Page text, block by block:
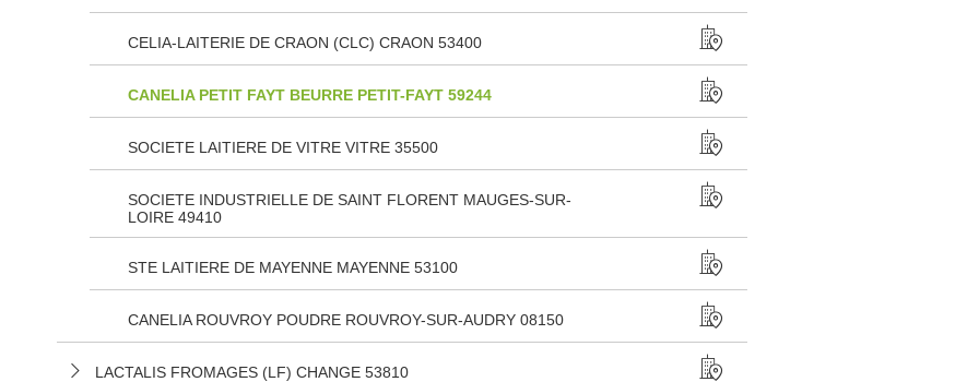
CELIA-LAITERIE DE CRAON (CLC) CRAON 53400
CANELIA PETIT FAYT BEURRE PETIT-FAYT 59244
SOCIETE LAITIERE DE VITRE VITRE 35500
SOCIETE INDUSTRIELLE DE SAINT FLORENT MAUGES-SUR-
LOIRE 49410
STE LAITIERE DE MAYENNE MAYENNE 53100
CANELIA ROUVROY POUDRE ROUVROY-SUR-AUDRY 08150
LACTALIS FROMAGES (LF) CHANGE 53810